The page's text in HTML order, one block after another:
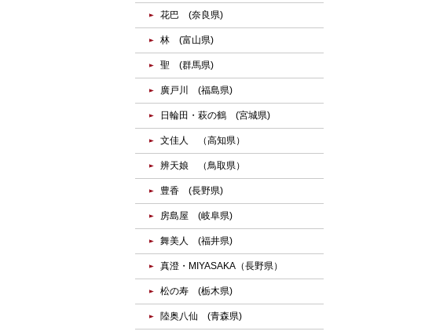
花巴 (奈良県)
林 (富山県)
聖 (群馬県)
廣戸川 (福島県)
日輪田・萩の鶴 (宮城県)
文佳人 （高知県）
辨天娘 （鳥取県）
豊香 (長野県)
房島屋 (岐阜県)
舞美人 (福井県)
真澄・MIYASAKA（長野県）
松の寿 (栃木県)
陸奥八仙 (青森県)